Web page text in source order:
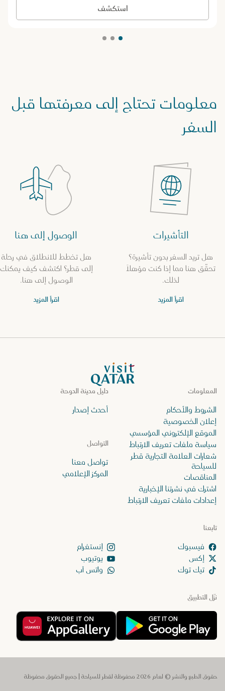
استكشف
معلومات تحتاج إلى معرفتها قبل
السفر
التأشيرات
هل تريد السفر بدون تأشيرة؟
تحقّق هنا مما إذا كنت مؤهلاً
لذلك.
اقرأ المزيد
الوصول إلى هنا
هل تخطط للانطلاق في رحلة
إلى قطر؟ اكتشف كيف يمكنك
الوصول إلى هنا.
اقرأ المزيد
الصفحة الرئيسية لموقع VisitQatar
نزّل التطبيق
دليل مدينة الدوحة
أحدث إصدار
تابعنا
إنستغرام
إكس
يوتيوب
تيك توك
واتس آب
التواصل
تواصل معنا
المركز الإعلامي
المعلومات
الشروط والأحكام
إعلان الخصوصية
الموقع الإلكتروني المؤسسي
سياسة ملفات تعريف الارتباط
شعارات العلامة التجارية قطر
للسياحة
المناقصات
اشترك في نشرتنا الإخبارية
إعدادات ملفات تعريف الارتباط
حقوق الطبع والنشر © لعام 2026 محفوظة لقطر للسياحة | جميع الحقوق محفوظة